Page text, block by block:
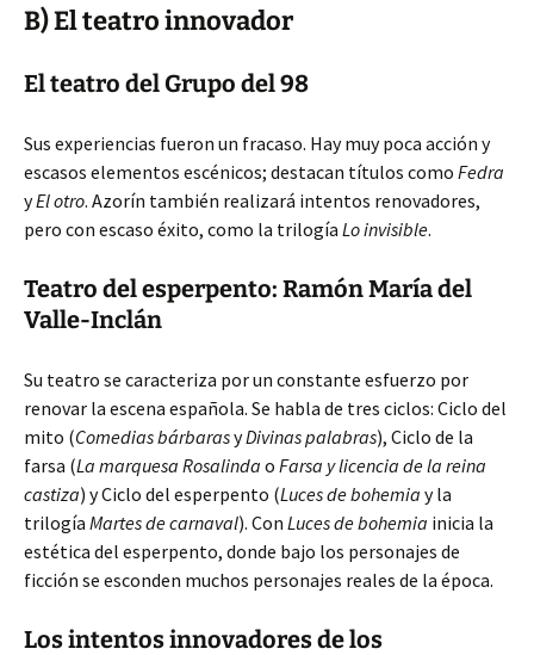
B) El teatro innovador
El teatro del Grupo del 98
Sus experiencias fueron un fracaso. Hay muy poca acción y
escasos elementos escénicos; destacan títulos como Fedra
yEl otro. Azorín también realizará intentos renovadores,
pero con escaso éxito, como la trilogía Lo invisible.
Teatro del esperpento: Ramón María del
Valle-Inclán
Su teatro se caracteriza por un constante esfuerzo por
renovar la escena española. Se habla de tres ciclos: Ciclo del
mito (Comedias bárbarasyDivinas palabras), Ciclo de la
farsa (La marquesa Rosalinda o Farsa y licencia de la reina
castiza) y Ciclo del esperpento (Luces de bohemia y la
trilogía Martes de carnaval). Con Luces de bohemia inicia la
estética del esperpento, donde bajo los personajes de
ficción se esconden muchos personajes reales de la época.
Los intentos innovadores de los